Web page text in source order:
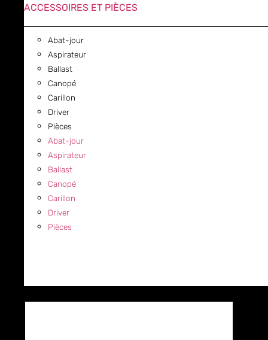
ACCESSOIRES ET PIÈCES
Abat-jour
Aspirateur
Ballast
Canopé
Carillon
Driver
Pièces
Abat-jour
Aspirateur
Ballast
Canopé
Carillon
Driver
Pièces